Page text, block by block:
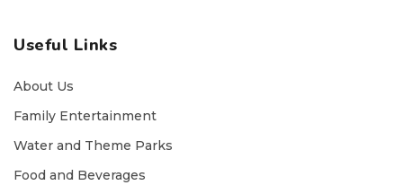
Useful Links
About Us
Family Entertainment
Water and Theme Parks
Food and Beverages